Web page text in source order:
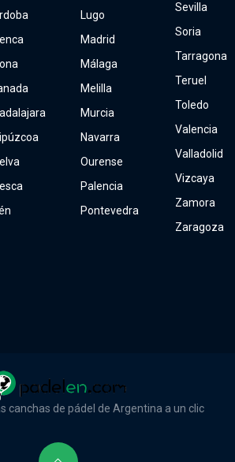
Lugo
Madrid
Málaga
Melilla
Murcia
Navarra
Ourense
Palencia
Pontevedra
Sevilla
Soria
Tarragona
Teruel
Toledo
Valencia
Valladolid
Vizcaya
Zamora
Zaragoza
canchas de pádel de Argentina a un clic